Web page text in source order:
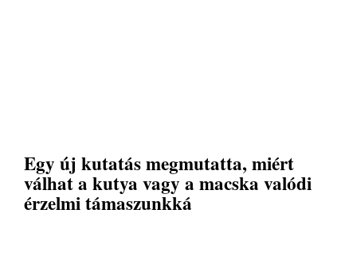
Egy új kutatás megmutatta, miért
válhat a kutya vagy a macska valódi
érzelmi támaszunkká